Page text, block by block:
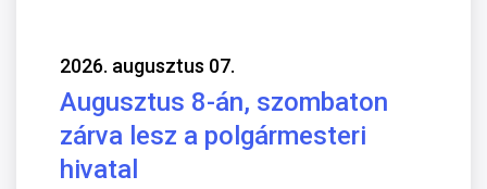
2026. augusztus 07.
Augusztus 8-án, szombaton
zárva lesz a polgármesteri
hivatal